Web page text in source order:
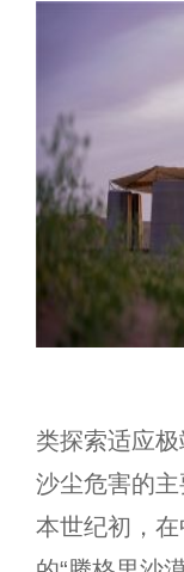
类探索适应
沙尘危害的
本世纪初，